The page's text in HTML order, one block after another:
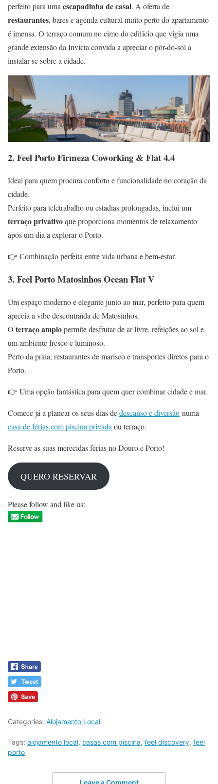
perfeito para uma escapadinha de casal. A oferta de
restaurantes, bares e agenda cultural muito perto do apartamento
é imensa. O terraço comum no cimo do edifício que vigia uma
grande extensão da Invicta convida a apreciar o pôr-do-sol a
instalar-se sobre a cidade.
2. Feel Porto Firmeza Coworking & Flat 4.4
Ideal para quem procura conforto e funcionalidade no coração da
cidade.
Perfeito para teletrabalho ou estadias prolongadas, inclui um
terraço privativoque proporciona momentos de relaxamento
após um dia a explorar o Porto.
👉 Combinação perfeita entre vida urbana e bem-estar.
3. Feel Porto Matosinhos Ocean FlatV
Um espaço moderno e elegante junto ao mar, perfeito para quem
aprecia a vibe descontraída de Matosinhos.
O terraço amplopermite desfrutar de ar livre, refeições ao sol e
um ambiente fresco e luminoso.
Perto da praia, restaurantes de marisco e transportes diretos para o
Porto.
👉 Uma opção fantástica para quem quer combinar cidade e mar.
Comece já a planear os seus dias dedescanso e diversão numa
casa de férias com piscina privada ou terraço.
Reserve as suas merecidas férias no Douro e Porto!
QUERO RESERVAR
Please follow and like us:
Categories: Alojamento Local
Tags: alojamento local, casas com piscina, feel discovery, feel
porto